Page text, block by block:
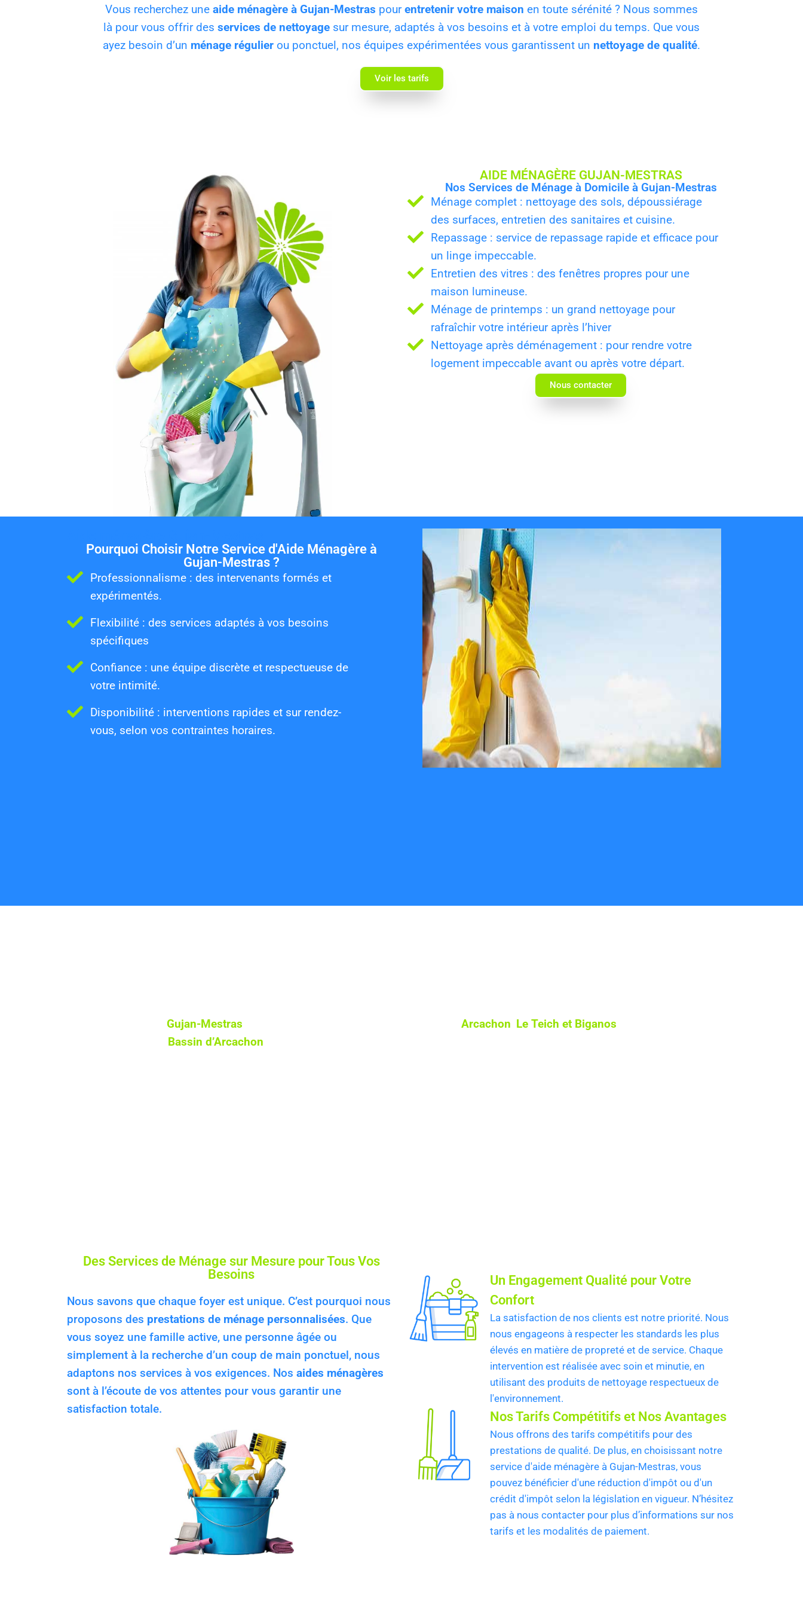
Vous recherchez une aide ménagère à Gujan-Mestras pourentretenir votre maison en toute sérénité ? Nous sommes
là pour vous offrir des services de nettoyage sur mesure, adaptés à vos besoins et à votre emploi du temps. Que vous
ayez besoin d’un ménage régulier ou ponctuel, nos équipes expérimentées vous garantissent un nettoyage de qualité.
Voir les tarifs
AIDE MÉNAGÈRE GUJAN-MESTRAS
Nos Services de Ménage à Domicile à Gujan-Mestras
Ménage complet : nettoyage des sols, dépoussiérage
des surfaces, entretien des sanitaires et cuisine.
Repassage : service de repassage rapide et efficace pour
un linge impeccable.
Entretien des vitres : des fenêtres propres pour une
maison lumineuse.
Ménage de printemps : un grand nettoyage pour
rafraîchir votre intérieur après l’hiver
Nettoyage après déménagement : pour rendre votre
logement impeccable avant ou après votre départ.
Nous contacter
Pourquoi Choisir Notre Service d'Aide Ménagère à
Gujan-Mestras ?
Professionnalisme : des intervenants formés et
expérimentés.
Flexibilité : des services adaptés à vos besoins
spécifiques
Confiance : une équipe discrète et respectueuse de
votre intimité.
Disponibilité : interventions rapides et sur rendez-
vous, selon vos contraintes horaires.
Gujan-Mestras Arcachon Le Teich et Biganos
Bassin d’Arcachon
Des Services de Ménage sur Mesure pour Tous Vos
Besoins
Nous savons que chaque foyer est unique. C’est pourquoi nous
proposons des prestations de ménage personnalisées. Que
vous soyez une famille active, une personne âgée ou
simplement à la recherche d’un coup de main ponctuel, nous
adaptons nos services à vos exigences. Nos aides ménagères
sont à l’écoute de vos attentes pour vous garantir une
satisfaction totale.
Un Engagement Qualité pour Votre
Confort
La satisfaction de nos clients est notre priorité. Nous
nous engageons à respecter les standards les plus
élevés en matière de propreté et de service. Chaque
intervention est réalisée avec soin et minutie, en
utilisant des produits de nettoyage respectueux de
l'environnement.
Nos Tarifs Compétitifs et Nos Avantages
Nous offrons des tarifs compétitifs pour des
prestations de qualité. De plus, en choisissant notre
service d'aide ménagère à Gujan-Mestras, vous
pouvez bénéficier d'une réduction d'impôt ou d'un
crédit d'impôt selon la législation en vigueur. N’hésitez
pas à nous contacter pour plus d’informations sur nos
tarifs et les modalités de paiement.